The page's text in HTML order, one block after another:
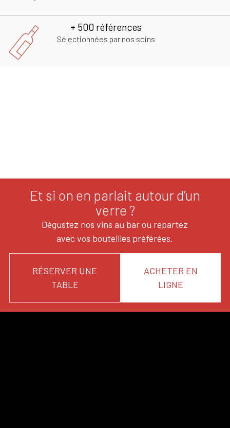
+ 500 références
Sélectionnées par nos soins
Et si on en parlait autour d’un
verre ?
Dégustez nos vins au bar ou repartez
avec vos bouteilles préférées.
RÉSERVER UNE
TABLE
ACHETER EN
LIGNE